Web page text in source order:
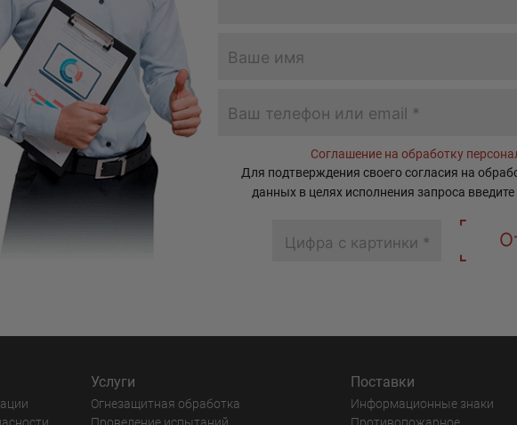
Соглашение на обработку
Для подтверждения своего согласия на
данных в целях исполнения запроса
Услуги
Огнезащитная обработка
Поставки
Информационные знаки